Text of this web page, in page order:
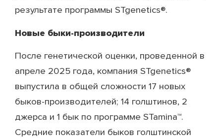
результате программы STgenetics®.
Новые быки-производители
После генетической оценки, проведенной в
апреле 2025 года, компания STgenetics®
выпустила в общей сложности 17 новых
быков-производителей; 14 голштинов, 2
джерса и 1 бык по программе STamina™.
Средние показатели быков голштинской